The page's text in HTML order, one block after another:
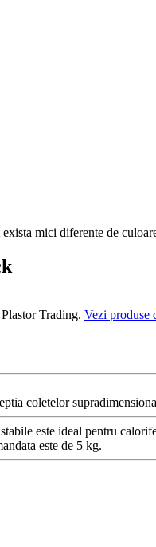
mici diferente de
Trading. Vezi produse
coletelor
este ideal pentru
este de 5 kg.